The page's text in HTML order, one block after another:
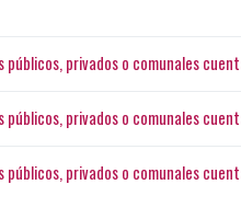
privados o comunales
privados o comunales
privados o comunales